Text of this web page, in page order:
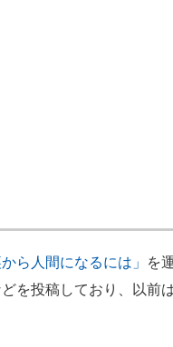
から人間になるには」
を
を投稿しており、以前